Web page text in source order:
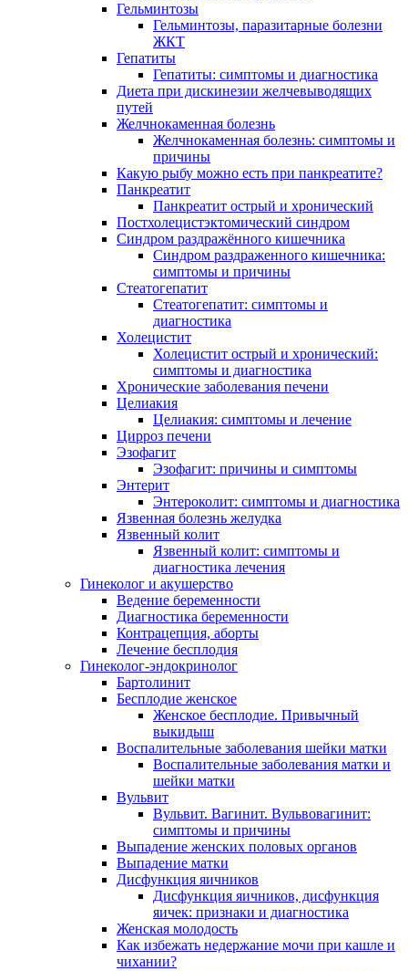
Гельминтозы
Гельминтозы, паразитарные болезни
ЖКТ
Гепатиты
Гепатиты: симптомы и диагностика
Диета при дискинезии желчевыводящих
путей
Желчнокаменная болезнь
Желчнокаменная болезнь: симптомы и
причины
Какую рыбу можно есть при панкреатите?
Панкреатит
Панкреатит острый и хронический
Постхолецистэктомический синдром
Синдром раздражённого кишечника
Синдром раздраженного кишечника:
симптомы и причины
Стеатогепатит
Стеатогепатит: симптомы и
диагностика
Холецистит
Холецистит острый и хронический:
симптомы и диагностика
Хронические заболевания печени
Целиакия
Целиакия: симптомы и лечение
Цирроз печени
Эзофагит
Эзофагит: причины и симптомы
Энтерит
Энтероколит: симптомы и диагностика
Язвенная болезнь желудка
Язвенный колит
Язвенный колит: симптомы и
диагностика лечения
Гинеколог и акушерство
Ведение беременности
Диагностика беременности
Контрацепция, аборты
Лечение бесплодия
Гинеколог-эндокринолог
Бартолинит
Бесплодие женское
Женское бесплодие. Привычный
выкидыш
Воспалительные заболевания шейки матки
Воспалительные заболевания матки и
шейки матки
Вульвит
Вульвит. Вагинит. Вульвовагинит:
симптомы и причины
Выпадение женских половых органов
Выпадение матки
Дисфункция яичников
Дисфункция яичников, дисфункция
яичек: признаки и диагностика
Женская молодость
Как избежать недержание мочи при кашле и
чихании?